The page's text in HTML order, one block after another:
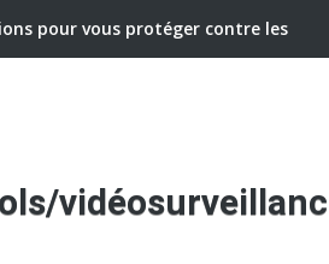
pour vous protéger contre les